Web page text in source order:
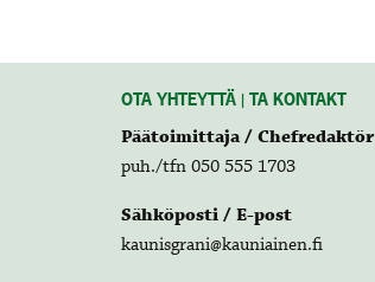
OTA YHTEYTTÄ | TA KONTAKT
Päätoimittaja / Chefredaktör
puh./tfn 050 555 1703
Sähköposti / E-post
kaunisgrani@kauniainen.fi